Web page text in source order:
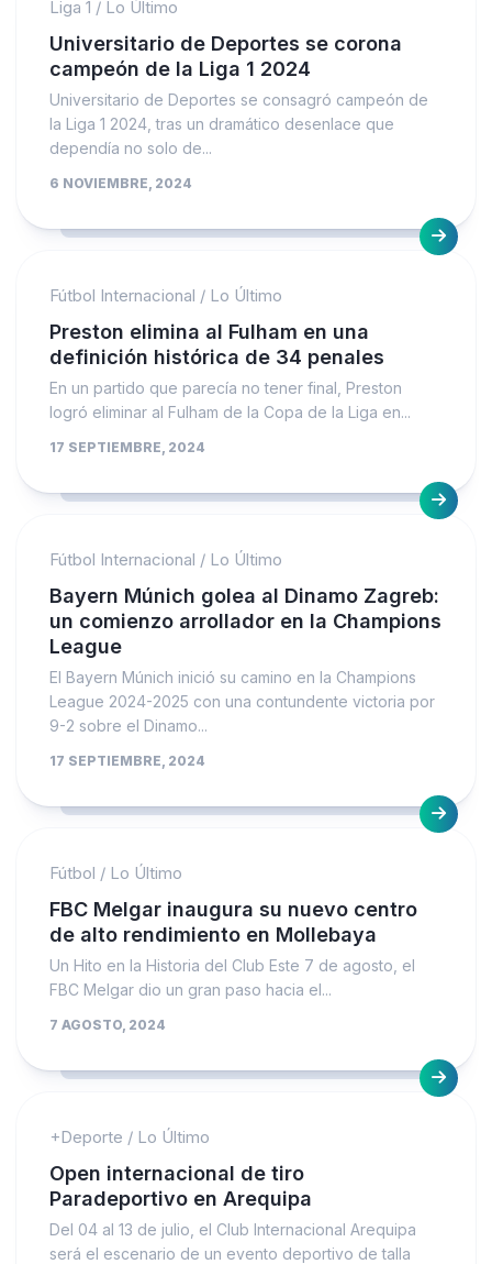
Liga 1 / Lo Último
Universitario de Deportes se corona
campeón de la Liga 1 2024
Universitario de Deportes se consagró campeón de
la Liga 1 2024, tras un dramático desenlace que
dependía no solo de...
6 NOVIEMBRE, 2024
Fútbol Internacional / Lo Último
Preston elimina al Fulham en una
definición histórica de 34 penales
En un partido que parecía no tener final, Preston
logró eliminar al Fulham de la Copa de la Liga en...
17 SEPTIEMBRE, 2024
Fútbol Internacional / Lo Último
Bayern Múnich golea al Dinamo Zagreb:
un comienzo arrollador en la Champions
League
El Bayern Múnich inició su camino en la Champions
League 2024-2025 con una contundente victoria por
9-2 sobre el Dinamo...
17 SEPTIEMBRE, 2024
Fútbol / Lo Último
FBC Melgar inaugura su nuevo centro
de alto rendimiento en Mollebaya
Un Hito en la Historia del Club Este 7 de agosto, el
FBC Melgar dio un gran paso hacia el...
7 AGOSTO, 2024
+Deporte / Lo Último
Open internacional de tiro
Paradeportivo en Arequipa
Del 04 al 13 de julio, el Club Internacional Arequipa
será el escenario de un evento deportivo de talla